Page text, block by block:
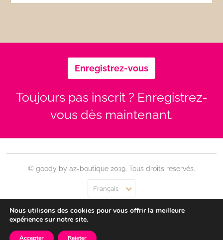
Enregistrez-vous
Toujours pas inscrit ? Enregistrez-
vous dès maintenant.
© goody by az-boutique 2019. Tous droits réservés.
Français
Contact Se connecter Confidentialité CGU
Nous utilisons des cookies pour vous offrir la meilleure
expérience sur notre site.
Accepter Rejeter